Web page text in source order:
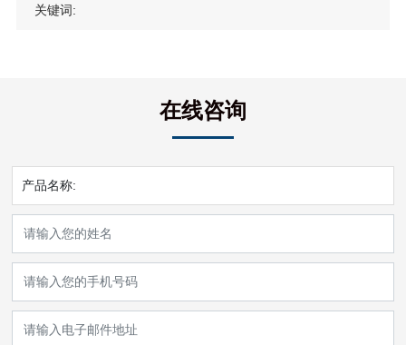
关键词:
在线咨询
产品名称: